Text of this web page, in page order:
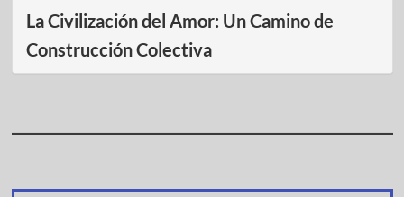
La Civilización del Amor: Un Camino de
Construcción Colectiva